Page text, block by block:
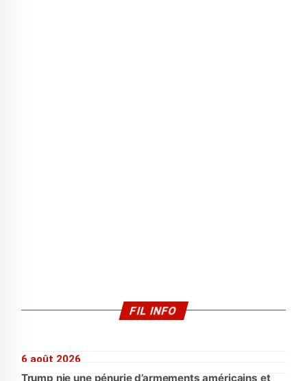
FIL INFO
6 août 2026
Trump nie une pénurie d’armements américains et